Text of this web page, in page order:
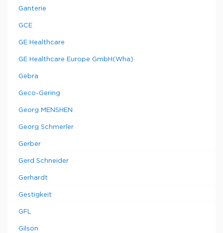
Ganterie
GCE
GE Healthcare
GE Healthcare Europe GmbH(Wha)
Gebra
Geco-Gering
Georg MENSHEN
Georg Schmerler
Gerber
Gerd Schneider
Gerhardt
Gestigkeit
GFL
Gilson